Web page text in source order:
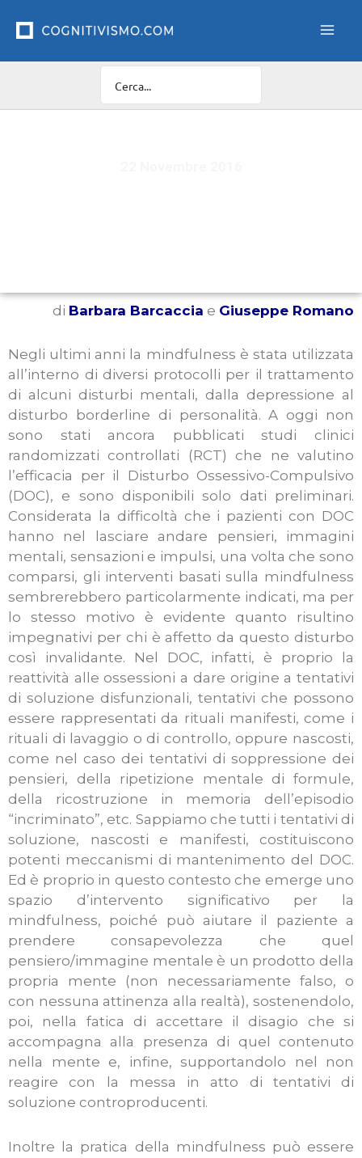
di Barbara Barcaccia e Giuseppe Romano
Negli ultimi anni la mindfulness è stata utilizzata
all’interno di diversi protocolli per il trattamento
di alcuni disturbi mentali, dalla depressione al
disturbo borderline di personalità. A oggi non
sono stati ancora pubblicati studi clinici
randomizzati controllati (RCT) che ne valutino
l’efficacia per il Disturbo Ossessivo-Compulsivo
(DOC), e sono disponibili solo dati preliminari.
Considerata la difficoltà che i pazienti con DOC
hanno nel lasciare andare pensieri, immagini
mentali, sensazioni e impulsi, una volta che sono
comparsi, gli interventi basati sulla mindfulness
sembrerebbero particolarmente indicati, ma per
lo stesso motivo è evidente quanto risultino
impegnativi per chi è affetto da questo disturbo
così invalidante. Nel DOC, infatti, è proprio la
reattività alle ossessioni a dare origine a tentativi
di soluzione disfunzionali, tentativi che possono
essere rappresentati da rituali manifesti, come i
rituali di lavaggio o di controllo, oppure nascosti,
come nel caso dei tentativi di soppressione dei
pensieri, della ripetizione mentale di formule,
della ricostruzione in memoria dell’episodio
“incriminato”, etc. Sappiamo che tutti i tentativi di
soluzione, nascosti e manifesti, costituiscono
potenti meccanismi di mantenimento del DOC.
Ed è proprio in questo contesto che emerge uno
spazio d’intervento significativo per la
mindfulness, poiché può aiutare il paziente a
prendere consapevolezza che quel
pensiero/immagine mentale è un prodotto della
propria mente (non necessariamente falso, o
con nessuna attinenza alla realtà), sostenendolo,
poi, nella fatica di accettare il disagio che si
accompagna alla presenza di quel contenuto
nella mente e, infine, supportandolo nel non
reagire con la messa in atto di tentativi di
soluzione controproducenti.
Inoltre la pratica della mindfulness può essere